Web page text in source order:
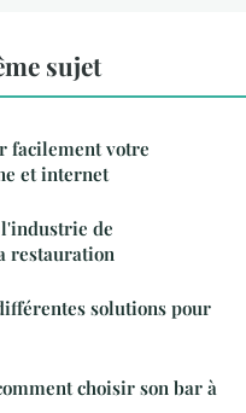
sujet
facilement votre
et internet
de
restauration
solutions pour
choisir son bar à